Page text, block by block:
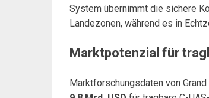
System übernimmt die sichere
Landezonen, während es in
Marktpotenzial für
Marktforschungsdaten von